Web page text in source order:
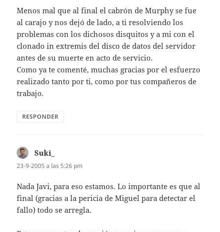
Menos mal que al final el cabrón de Murphy se fue
al carajo y nos dejó de lado, a ti resolviendo los
problemas con los dichosos disquitos y a mi con el
clonado in extremis del disco de datos del servidor
antes de su muerte en acto de servicio.
Como ya te comenté, muchas gracias por el esfuerzo
realizado tanto por ti, como por tus compañeros de
trabajo.
RESPONDER
Suki_
23-9-2005 a las 5:26 pm
Nada Javi, para eso estamos. Lo importante es que al
final (gracias a la pericia de Miguel para detectar el
fallo) todo se arregla.